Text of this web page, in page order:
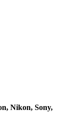
Nikon, Sony,